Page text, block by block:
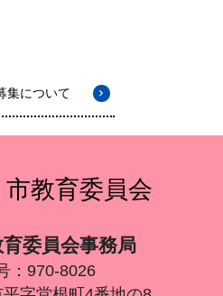
集について
教育委員会
委員会事務局
：970-8026